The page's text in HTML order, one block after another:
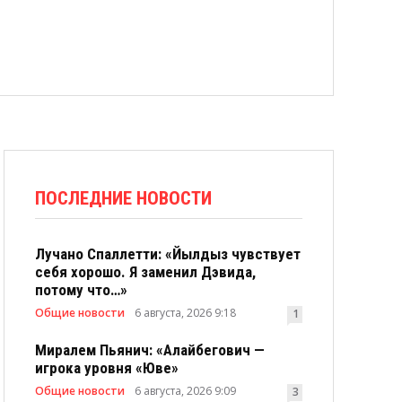
ПОСЛЕДНИЕ НОВОСТИ
Лучано Спаллетти: «Йылдыз чувствует
себя хорошо. Я заменил Дэвида,
потому что…»
Общие новости 6 августа, 2026 9:18 1
Миралем Пьянич: «Алайбегович —
игрока уровня «Юве»
Общие новости 6 августа, 2026 9:09 3